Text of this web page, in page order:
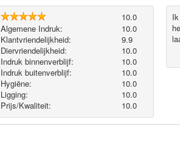
10.0
Algemene Indruk:
10.0
Klantvriendelijkheid:
9.9
Diervriendelijkheid:
10.0
Indruk binnenverblijf:
10.0
Indruk buitenverblijf:
10.0
Hygiëne‎:
10.0
Ligging:
10.0
Prijs/Kwaliteit:
10.0